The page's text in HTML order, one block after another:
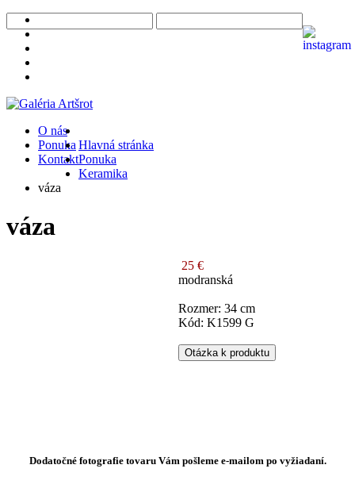
O nás
Ponuka
Kontakt
Hlavná stránka
Ponuka
Keramika
váza
váza
25 €
modranská
Rozmer: 34 cm
Kód: K1599 G
Otázka k produktu
Dodatočné fotografie tovaru Vám pošleme e-mailom po vyžiadaní.